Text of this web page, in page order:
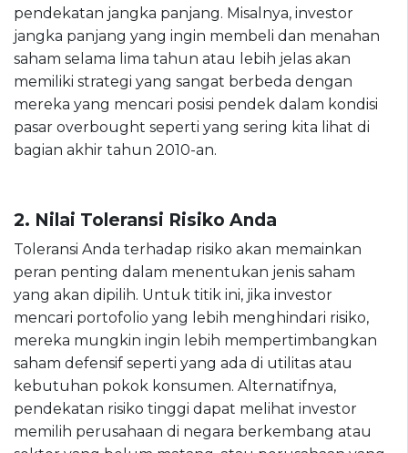
pendekatan jangka panjang. Misalnya, investor
jangka panjang yang ingin membeli dan menahan
saham selama lima tahun atau lebih jelas akan
memiliki strategi yang sangat berbeda dengan
mereka yang mencari posisi pendek dalam kondisi
pasar overbought seperti yang sering kita lihat di
bagian akhir tahun 2010-an.
2. Nilai Toleransi Risiko Anda
Toleransi Anda terhadap risiko akan memainkan
peran penting dalam menentukan jenis saham
yang akan dipilih. Untuk titik ini, jika investor
mencari portofolio yang lebih menghindari risiko,
mereka mungkin ingin lebih mempertimbangkan
saham defensif seperti yang ada di utilitas atau
kebutuhan pokok konsumen. Alternatifnya,
pendekatan risiko tinggi dapat melihat investor
memilih perusahaan di negara berkembang atau